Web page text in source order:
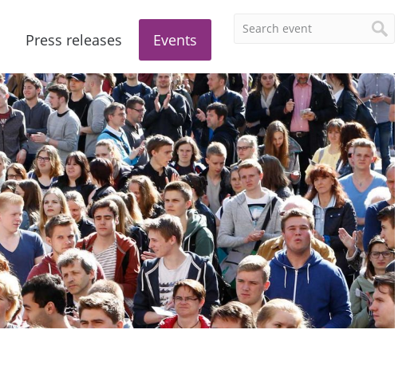
Press releases Events